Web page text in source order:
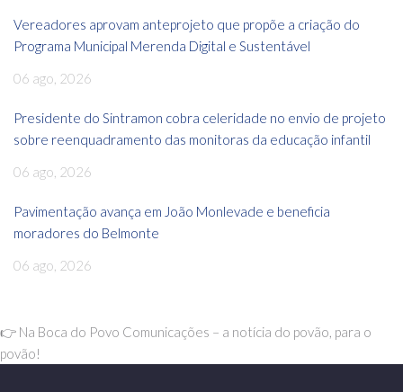
Vereadores aprovam anteprojeto que propõe a criação do
Programa Municipal Merenda Digital e Sustentável
06 ago, 2026
Presidente do Sintramon cobra celeridade no envio de projeto
sobre reenquadramento das monitoras da educação infantil
06 ago, 2026
Pavimentação avança em João Monlevade e beneficia
moradores do Belmonte
06 ago, 2026
👉 Na Boca do Povo Comunicações – a notícia do povão, para o
povão!